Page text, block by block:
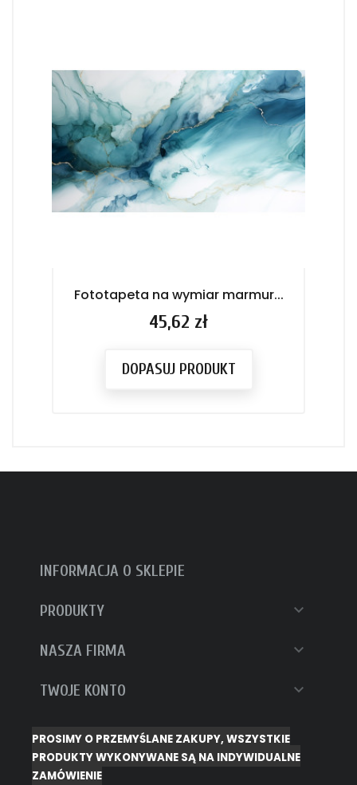
Fototapeta na wymiar marmur...
Cena
45,62 zł
DOPASUJ PRODUKT
INFORMACJA O SKLEPIE
PRODUKTY 
NASZA FIRMA 
TWOJE KONTO 
PROSIMY O PRZEMYŚLANE ZAKUPY, WSZYSTKIE
PRODUKTY WYKONYWANE SĄ NA INDYWIDUALNE
ZAMÓWIENIE